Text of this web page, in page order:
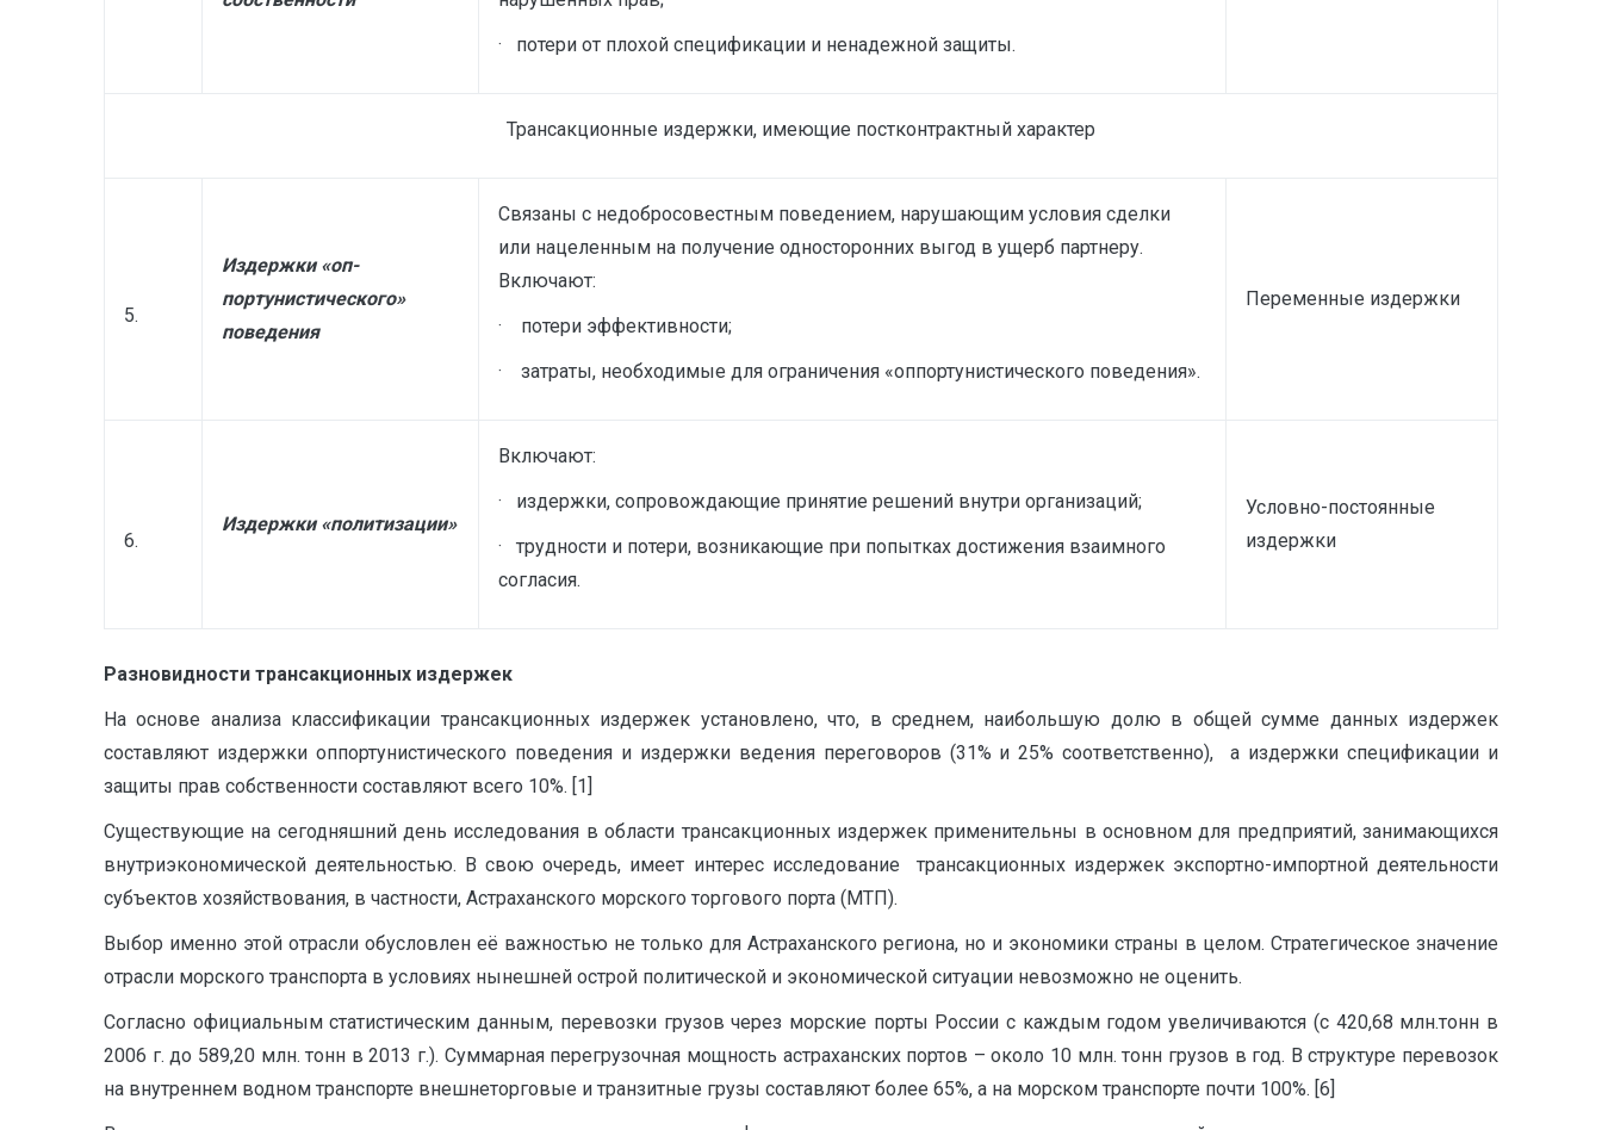
· потери от плохой спецификации и ненадежной защиты.
Трансакционные издержки, имеющие постконтрактный характер
5.
Издержки «оп­
портунистиче­ского»
поведе­ния
Связаны с недобросовестным поведением, нарушающим условия сделки
или нацеленным на получение односторонних выгод в ущерб партнеру.
Включают:
· потери эффективности;
· затраты, необходимые для ограничения «оппортунистиче­ского поведения».
Переменные издержки
6.
Издержки «политизации»
Включают:
· издержки, сопровождающие принятие решений внутри организаций;
· трудности и потери, возникающие при попытках достижения взаимного
согласия.
Условно-постоянные
издержки
Разновидности трансакционных издержек
На основе анализа классификации трансакционных издержек установлено, что, в среднем, наибольшую долю в общей сумме данных издержек
составляют издержки оппортунистического поведения и издержки ведения переговоров (31% и 25% соответственно), а издержки спецификации и
защиты прав собственности составляют всего 10%. [1]
Существующие на сегодняшний день исследования в области трансакционных издержек применительны в основном для предприятий, занимающихся
внутриэкономической деятельностью. В свою очередь, имеет интерес исследование трансакционных издержек экспортно-импортной деятельности
субъектов хозяйствования, в частности, Астраханского морского торгового порта (МТП).
Выбор именно этой отрасли обусловлен её важностью не только для Астраханского региона, но и экономики страны в целом. Стратегическое значение
отрасли морского транспорта в условиях нынешней острой политической и экономической ситуации невозможно не оценить.
Согласно официальным статистическим данным, перевозки грузов через морские порты России с каждым годом увеличиваются (с 420,68 млн.тонн в
2006 г. до 589,20 млн. тонн в 2013 г.). Суммарная перегрузочная мощность астраханских портов – около 10 млн. тонн грузов в год. В структуре перевозок
на внутреннем водном транспорте внешнеторговые и транзитные грузы составляют более 65%, а на морском транспорте почти 100%. [6]